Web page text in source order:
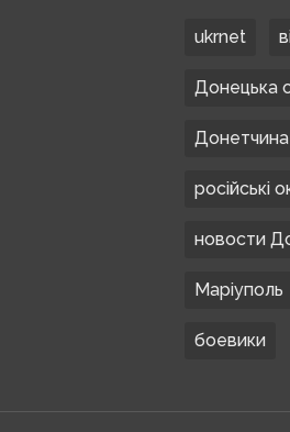
ukrnet
Донецька
Донетчина
російські
новости
Маріуполь
боевики